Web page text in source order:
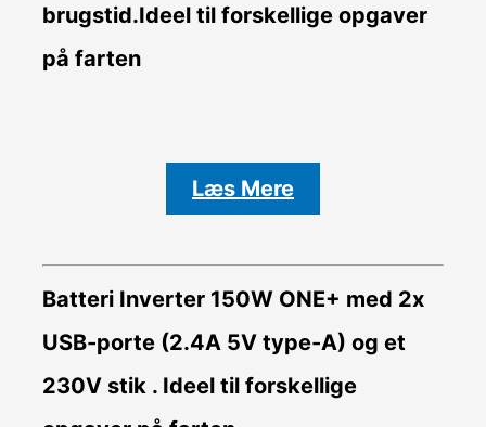
brugstid.Ideel til forskellige opgaver
på farten
Læs Mere
Batteri Inverter150W ONE+ med 2x
USB-porte (2.4A 5V type-A) og et
230V stik . Ideel til forskellige